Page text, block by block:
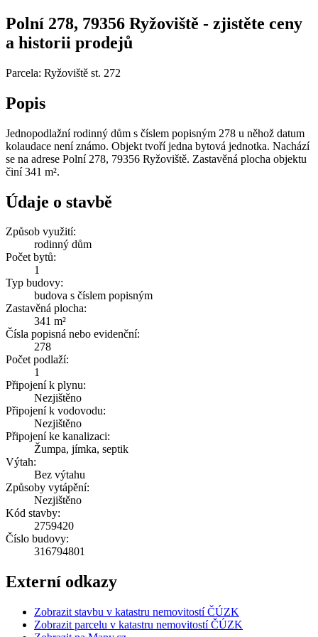
Polní 278, 79356 Ryžoviště - zjistěte ceny
a historii prodejů
Parcela: Ryžoviště st. 272
Popis
Jednopodlažní rodinný dům s číslem popisným 278 u něhož datum
kolaudace není známo. Objekt tvoří jedna bytová jednotka. Nachází
se na adrese Polní 278, 79356 Ryžoviště. Zastavěná plocha objektu
činí 341 m².
Údaje o stavbě
Způsob využití:
rodinný dům
Počet bytů:
1
Typ budovy:
budova s číslem popisným
Zastavěná plocha:
341 m²
Čísla popisná nebo evidenční:
278
Počet podlaží:
1
Připojení k plynu:
Nezjištěno
Připojení k vodovodu:
Nezjištěno
Připojení ke kanalizaci:
Žumpa, jímka, septik
Výtah:
Bez výtahu
Způsoby vytápění:
Nezjištěno
Kód stavby:
2759420
Číslo budovy:
316794801
Externí odkazy
Zobrazit stavbu v katastru nemovitostí ČÚZK
Zobrazit parcelu v katastru nemovitostí ČÚZK